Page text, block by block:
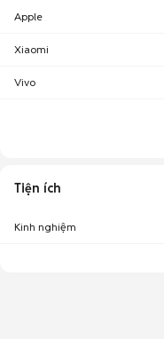
Apple
Xiaomi
Vivo
Tiện ích
Kinh nghiệm